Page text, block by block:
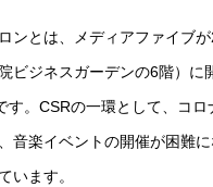
ンとは、メディアファイブ
ビジネスガーデンの6階）に
す。CSRの一環として、コロ
音楽イベントの開催が困難
います。